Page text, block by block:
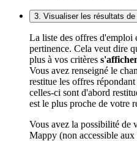
3. Visualiser les résultats
La liste des offres d'emploi
pertinence. Cela veut dire
plus à vos critères
Vous avez renseigné le
restitue les offres
celles-ci sont d'abord
est le plus proche de votre
Vous avez la possibilité de
Mappy (non accessible